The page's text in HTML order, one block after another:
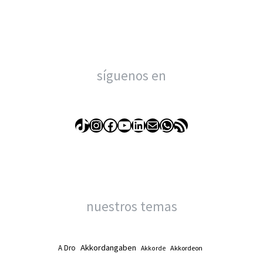
síguenos en
TikTok
Instagram
Facebook
YouTube
LinkedIn
Correo electrónico
WhatsApp
Feed RSS
nuestros temas
A Dro Akkordangaben Akkorde Akkordeon